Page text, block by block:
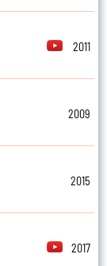
2011
2009
2015
2017